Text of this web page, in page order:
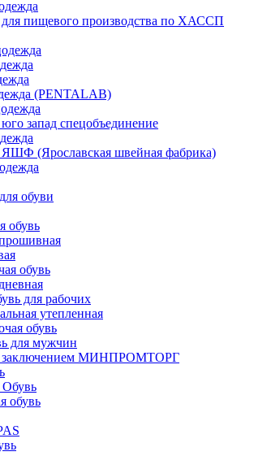
пищевого производства по ХАССП
(PENTALAB)
запад спецобъединение
(Ярославская швейная фабрика)
обуви
обувь
обувь
для рабочих
утепленная
обувь
для мужчин
заключением МИНПРОМТОРГ
обувь